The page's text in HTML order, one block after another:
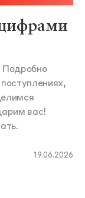
Подробно
вас!
19.06.2026